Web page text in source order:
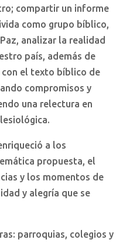
compartir un informe
como grupo bíblico,
analizar la realidad
país, además de
el texto bíblico de
compromisos y
una relectura en
a los
propuesta, el
y los momentos de
y alegría que se
parroquias, colegios y